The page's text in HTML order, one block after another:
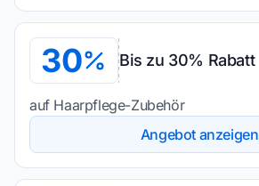
30 Bis zu 30% Rabatt
auf Haarpflege-Zubehör
Angebot anzeigen